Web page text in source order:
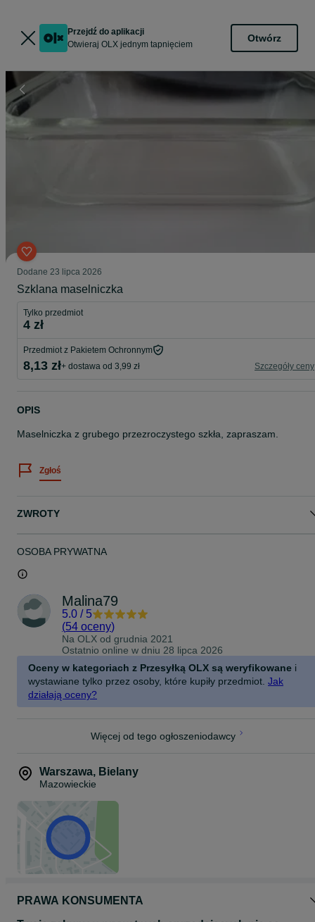
Przejdź do aplikacji
Otwieraj OLX jednym tapnięciem
Otwórz
Dodane 23 lipca 2026
Szklana maselniczka
Tylko przedmiot
4 zł
Przedmiot z Pakietem Ochronnym
8,13 zł+ dostawa od 3,99 zł Szczegóły ceny
OPIS
Maselniczka z grubego przezroczystego szkła, zapraszam.
Zgłoś
ZWROTY
OSOBA PRYWATNA
Malina79
5.0 / 5
(54 oceny)
Na OLX od grudnia 2021
Ostatnio online w dniu 28 lipca 2026
Oceny w kategoriach z Przesyłką OLX są weryfikowane i
wystawiane tylko przez osoby, które kupiły przedmiot. Jak
działają oceny?
Więcej od tego ogłoszeniodawcy
Warszawa, Bielany
Mazowieckie
PRAWA KONSUMENTA